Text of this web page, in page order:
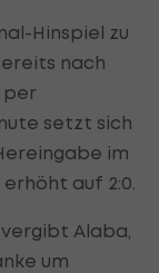
Hinspiel zu
nach
per
setzt sich
im
auf 2:0.
Alaba,
um